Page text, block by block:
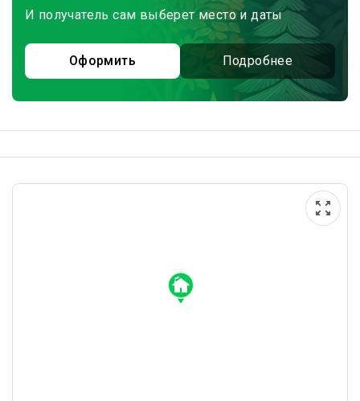
И получатель сам выберет место и даты
Оформить Подробнее